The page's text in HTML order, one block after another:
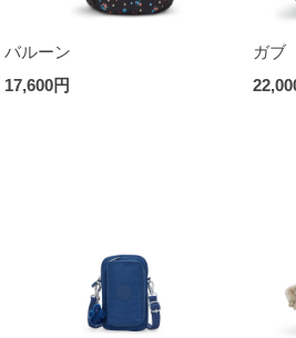
バルーン
17,600円
ガブ